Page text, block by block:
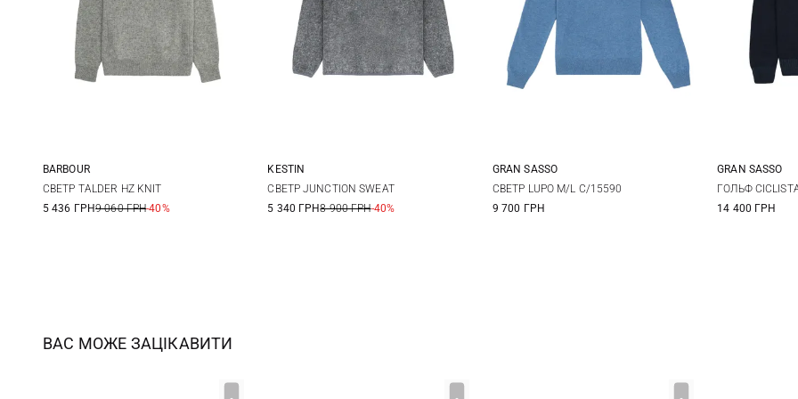
M L
BARBOUR
СВЕТР TALDER HZ KNIT
5 436 ГРН9 060 ГРН-40%
M L XL
KESTIN
СВЕТР JUNCTION SWEAT
5 340 ГРН8 900 ГРН-40%
48 50 52
GRAN SASSO
СВЕТР LUPO M/L C/15590
9 700 ГРН
48 50
GRAN SASSO
ГОЛЬФ
14 400 ГРН
ВАС МОЖЕ ЗАЦІКАВИТИ